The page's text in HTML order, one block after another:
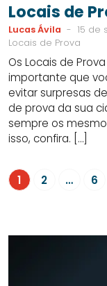
Locais de
Lucas Ávila - 15 de
Locais de Prova
Os Locais de
importante que
evitar surpresas
de prova da sua
sempre os
isso, confira. […]
1 2 … 6
SIDEBAR
LINKS